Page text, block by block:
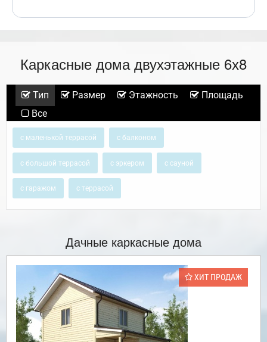
Каркасные дома двухэтажные 6х8
Тип Размер Этажность
Площадь
Все
с маленькой террасой с балконом
с большой террасой с эркером с сауной
с гаражом с террасой
Дачные каркасные дома
ХИТ ПРОДАЖ